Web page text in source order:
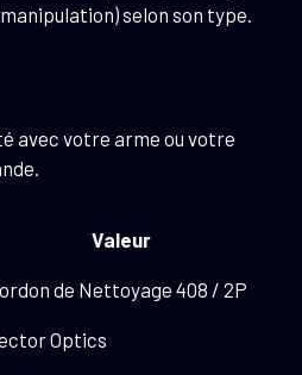
selon son type.
avec votre arme ou votre
Valeur
de Nettoyage 408 / 2P
Optics